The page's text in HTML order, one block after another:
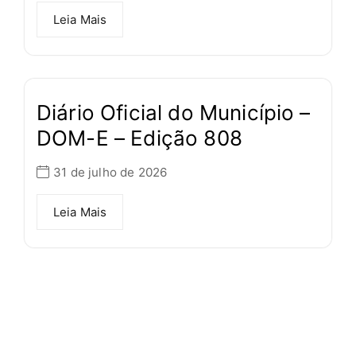
Leia Mais
Diário Oficial do Município –
DOM-E – Edição 808
31 de julho de 2026
Leia Mais